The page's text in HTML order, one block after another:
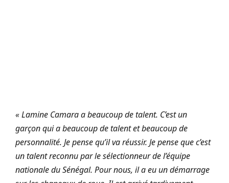
« Lamine Camara a beaucoup de talent. C’est un
garçon qui a beaucoup de talent et beaucoup de
personnalité. Je pense qu’il va réussir. Je pense que c’est
un talent reconnu par le sélectionneur de l’équipe
nationale du Sénégal. Pour nous, il a eu un démarrage